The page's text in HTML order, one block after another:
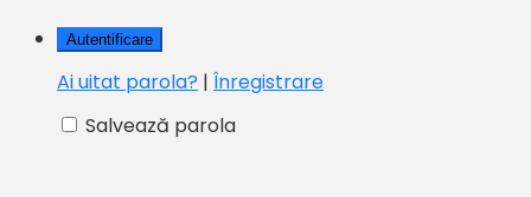
Ai uitat parola? | Înregistrare
Salvează parola